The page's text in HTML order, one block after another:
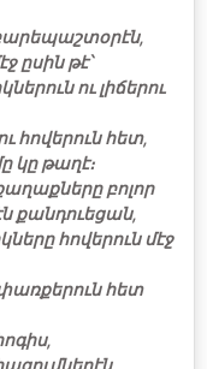
ըսին թէ՝
ու լիճերու
հովերուն հետ,
կը թաղէ։
բոլոր
քանդուեցան,
հովերուն մէջ
հետ